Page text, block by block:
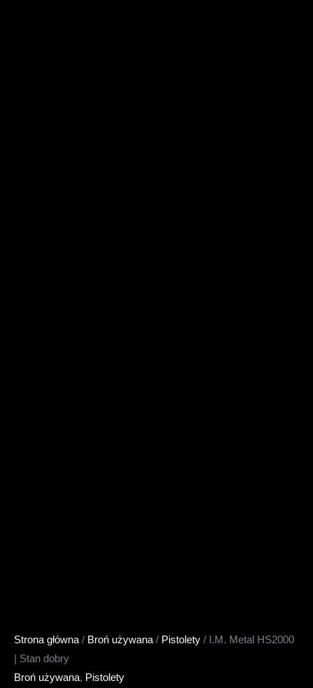
Strona główna/ Broń używana/ Pistolety / I.M. Metal HS2000
| Stan dobry
Broń używana, Pistolety